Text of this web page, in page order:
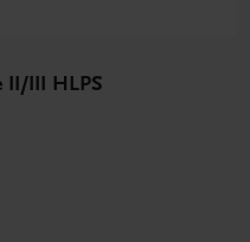
II/III HLPS